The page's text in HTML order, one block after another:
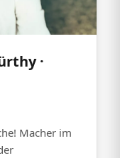
·
Macher im